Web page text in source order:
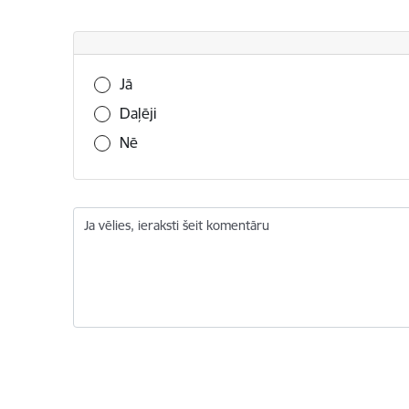
Vai šī informācija bija noderīga?
Jā
Daļēji
Nē
Ja vēlies, ieraksti šeit komentāru